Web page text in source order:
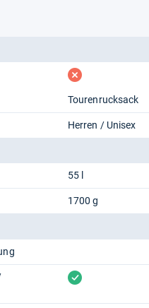
fehlt
Tourenrucksack
Herren / Unisex
55 l
1700 g
vorhanden